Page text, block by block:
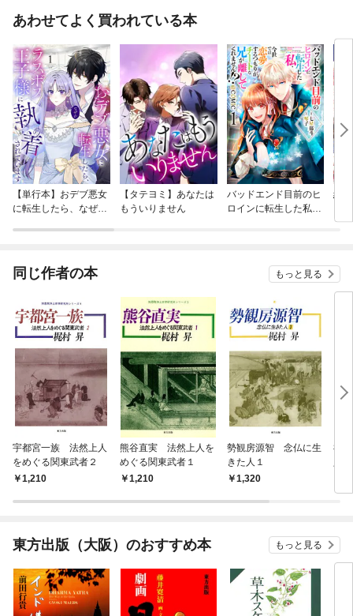
あわせてよく買われている本
【単行本】おデブ悪女
に転生したら、なぜか
【タテヨミ】あなたは
もういりません
バッドエンド目前のヒ
ロインに転生した私、
結
同じ作者の本 もっと見る
宇都宮一族 法然上人
をめぐる関東武者２
1,210
熊谷直実 法然上人を
めぐる関東武者１
1,210
勢観房源智 念仏に生
きた人１
1,320
禅
東方出版（大阪）のおすすめ本 もっと見る